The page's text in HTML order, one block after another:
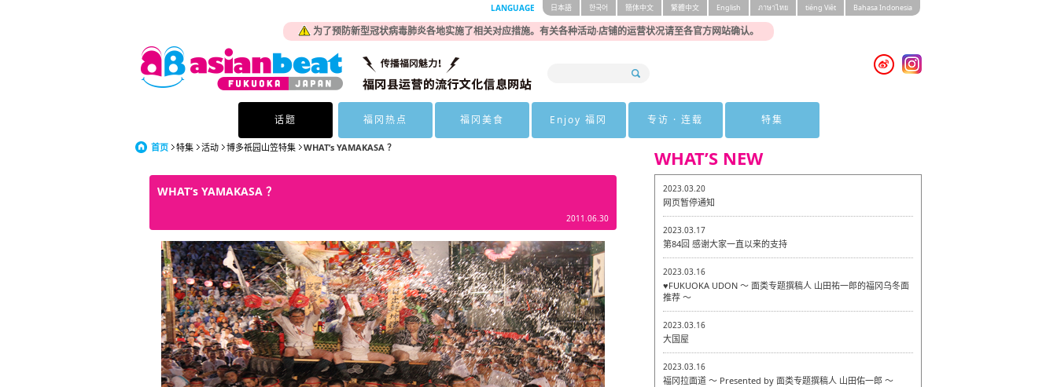
为了预防新型冠状病毒肺炎各地实施了相关对应措施。有关各种活动·店铺的运营状况请至各官方网站确认。
LANGUAGE 日本語 한국어 簡体中文 繁體中文 English ภาษาไทย tiéng Viêt Bahasa Indonesia
话题 福冈热点 福冈美食 Enjoy 福冈 专访 · 连载 特集
首页 特集 活动 博多祇园山笠特集 WHAT’s YAMAKASA ？
WHAT’s YAMAKASA ？
2011.06.30
WHAT’S NEW
2023.03.20
网页暂停通知
2023.03.17
第84回 感谢大家一直以来的支持
2023.03.16
♥FUKUOKA UDON ～ 面类专题撰稿人 山田祐一郎的福冈乌冬面
推荐 ～
2023.03.16
大国屋
2023.03.16
福冈拉面道 〜 Presented by 面类专题撰稿人 山田佑一郎 〜